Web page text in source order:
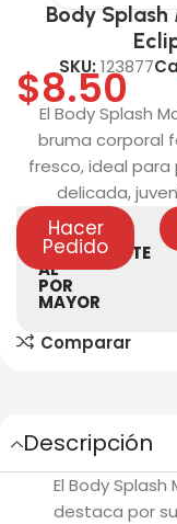
Body
SKU:123877
$8.50
El Body Splash
bruma corporal
fresco, ideal para
delicada,
VENTAS
ÚNICAMENTE
AL
POR
MAYOR
Hacer
Pedido
Comparar
Descripción
El Body Splash
destaca por